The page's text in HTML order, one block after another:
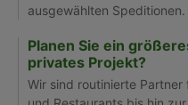
ausgewählten Speditionen.
Planen Sie ein
privates Projekt?
Wir sind routinierte